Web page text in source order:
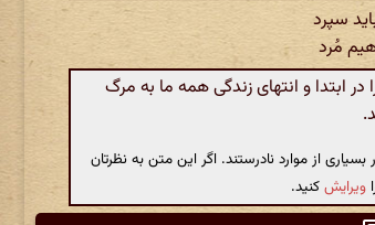
سپرد
مُرد
ابتدا و انتهای زندگی همه ما به مرگ
از موارد نادرستند. اگر این متن به نظرتان
ویرایشکنید.